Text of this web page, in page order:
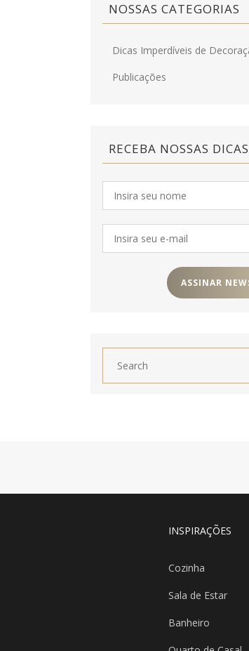
NOSSAS CATEGORIAS
Dicas Imperdíveis de
Publicações
RECEBA NOSSAS
INSPIRAÇÕES
Cozinha
Sala de Estar
Banheiro